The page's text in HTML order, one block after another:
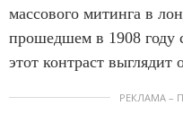
массового митинга в
прошедшем в 1908 году
этот контраст
РЕКЛАМА –